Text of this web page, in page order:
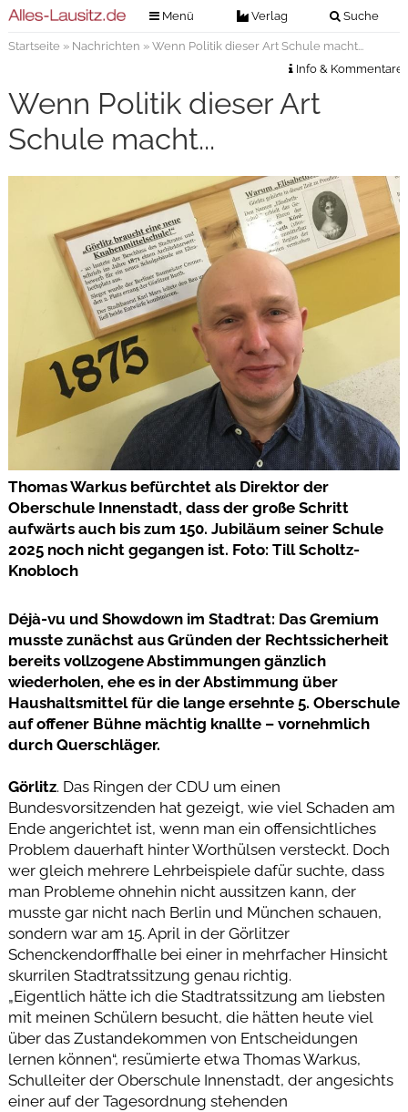
Menü Verlag Suche
Verlag
Kontakt
Impressum
Nachrichten
Anzeigensuche
Digitale Ausgaben
Startseite» Nachrichten » Wenn Politik dieser Art Schule macht...
Info & Kommentare
Wenn Politik dieser Art
Schule macht...
Thomas Warkus befürchtet als Direktor der
Oberschule Innenstadt, dass der große Schritt
aufwärts auch bis zum 150. Jubiläum seiner Schule
2025 noch nicht gegangen ist. Foto: Till Scholtz-
Knobloch
Déjà-vu und Showdown im Stadtrat: Das Gremium
musste zunächst aus Gründen der Rechtssicherheit
bereits vollzogene Abstimmungen gänzlich
wiederholen, ehe es in der Abstimmung über
Haushaltsmittel für die lange ersehnte 5. Oberschule
auf offener Bühne mächtig knallte – vornehmlich
durch Querschläger.
Görlitz. Das Ringen der CDU um einen
Bundesvorsitzenden hat gezeigt, wie viel Schaden am
Ende angerichtet ist, wenn man ein offensichtliches
Problem dauerhaft hinter Worthülsen versteckt. Doch
wer gleich mehrere Lehrbeispiele dafür suchte, dass
man Probleme ohnehin nicht aussitzen kann, der
musste gar nicht nach Berlin und München schauen,
sondern war am 15. April in der Görlitzer
Schenckendorffhalle bei einer in mehrfacher Hinsicht
skurrilen Stadtratssitzung genau richtig.
„Eigentlich hätte ich die Stadtratssitzung am liebsten
mit meinen Schülern besucht, die hätten heute viel
über das Zustandekommen von Entscheidungen
lernen können“, resümierte etwa Thomas Warkus,
Schulleiter der Oberschule Innenstadt, der angesichts
einer auf der Tagesordnung stehenden